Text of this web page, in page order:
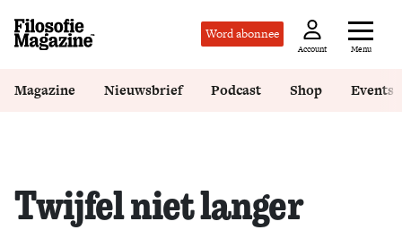
Word abonnee
Account Menu
Magazine Nieuwsbrief Podcast Shop Events
Twijfel niet langer